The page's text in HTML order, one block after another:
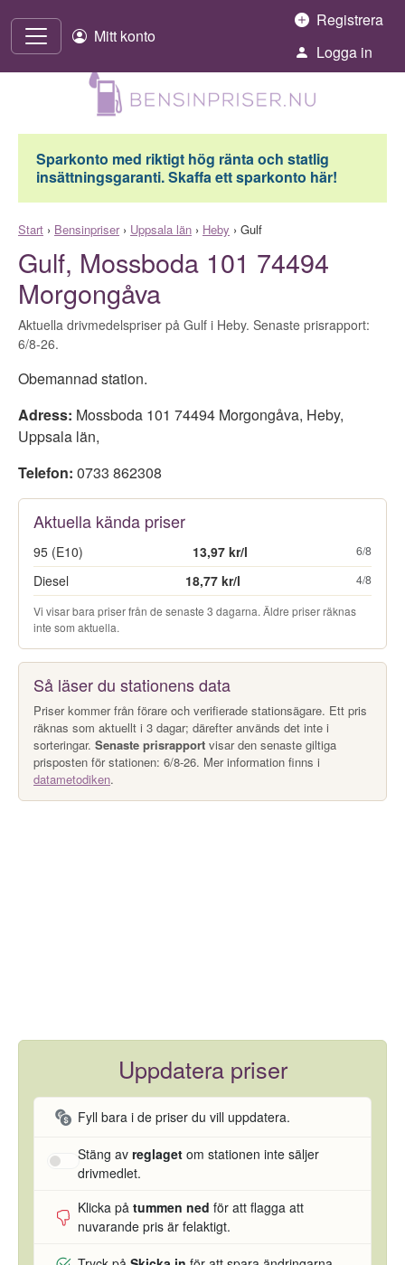
Mitt konto
Registrera
Logga in
Sparkonto med riktigt hög ränta och statlig
insättningsgaranti. Skaffa ett sparkonto här!
Start › Bensinpriser› Uppsala län › Heby › Gulf
Gulf, Mossboda 101 74494
Morgongåva
Aktuella drivmedelspriser på Gulf i Heby. Senaste prisrapport:
6/8-26.
Obemannad station.
Adress: Mossboda 101 74494 Morgongåva, Heby,
Uppsala län,
Telefon: 0733 862308
Aktuella kända priser
95 (E10) 13,97 kr/l 6/8
Diesel 18,77 kr/l 4/8
Vi visar bara priser från de senaste 3 dagarna. Äldre priser räknas
inte som aktuella.
Så läser du stationens data
Priser kommer från förare och verifierade stationsägare. Ett pris
räknas som aktuellt i 3 dagar; därefter används det inte i
sorteringar. Senaste prisrapport visar den senaste giltiga
prisposten för stationen: 6/8-26. Mer information finns i
datametodiken.
Uppdatera priser
Fyll bara i de priser du vill uppdatera.
Stäng av reglaget om stationen inte säljer
drivmedlet.
Klicka på tummen ned för att flagga att
nuvarande pris är felaktigt.